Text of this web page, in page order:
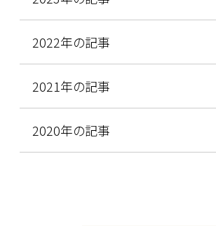
2022年の記事
2021年の記事
2020年の記事